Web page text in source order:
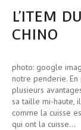
L’ITEM
CHINO
photo: google
notre penderie.
plusieurs
sa taille mi-haute,
comme la cuisse
qui ont la cuisse…